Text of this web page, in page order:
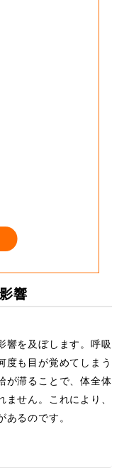
響
響を及ぼします。呼吸
度も目が覚めてしまう
が滞ることで、体全体
せん。これにより、
るのです。